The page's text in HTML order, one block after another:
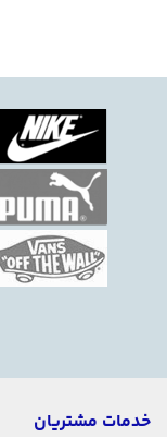
خدمات مشتریان